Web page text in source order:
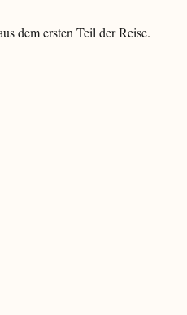
dem ersten Teil der Reise.